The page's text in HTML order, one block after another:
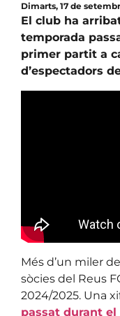
Dimarts, 17 de
El club ha
temporada
primer partit a
d’espectadors
Més d’un miler
sòcies del Reus
2024/2025. Una
passat durant